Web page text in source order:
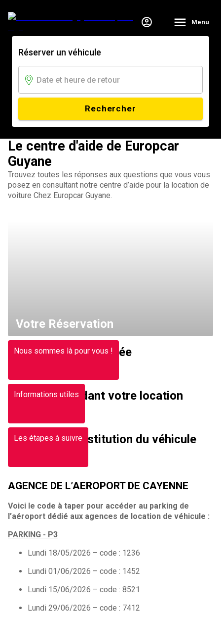
Menu
Réserver un véhicule
Rechercher
Le centre d'aide de Europcar
Guyane
Trouvez toutes les réponses aux questions que vous vous
posez en consultant notre centre d’aide pour la location de
voiture Chez Europcar Guyane.
Votre Réservation
Nous sommes là pour vous !
Votre Arrivée
Informations utilesPendant votre location
Les étapes à suivreLa restitution du véhicule
AGENCE DE L’AEROPORT DE CAYENNE
Voici le code à taper pour accéder au parking de
l’aéroport dédié aux agences de location de véhicule :
PARKING - P3
Lundi 18/05/2026 – code : 1236
Lundi 01/06/2026 – code : 1452
Lundi 15/06/2026 – code : 8521
Lundi 29/06/2026 – code : 7412